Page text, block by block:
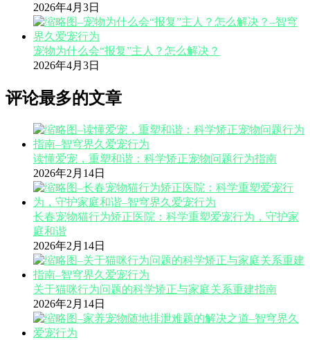
2026年4月3日
宠物为什么会“报复”主人？怎么解决？
2026年4月3日
评论最多的文章
读懂爱宠，重塑和谐：科学矫正宠物问题行为指南
2026年2月14日
长春宠物猫行为矫正医院：科学重塑爱宠行为，守护家
庭和谐
2026年2月14日
关于猫咪行为问题的科学矫正与家庭关系重建指南
2026年2月14日